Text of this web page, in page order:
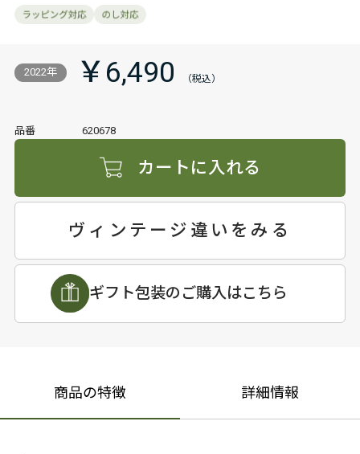
2022年 ￥6,490
品番 620678
カートに入れる
ヴィンテージ違いをみる
ギフト包装のご購入はこちら
商品の特徴 詳細情報